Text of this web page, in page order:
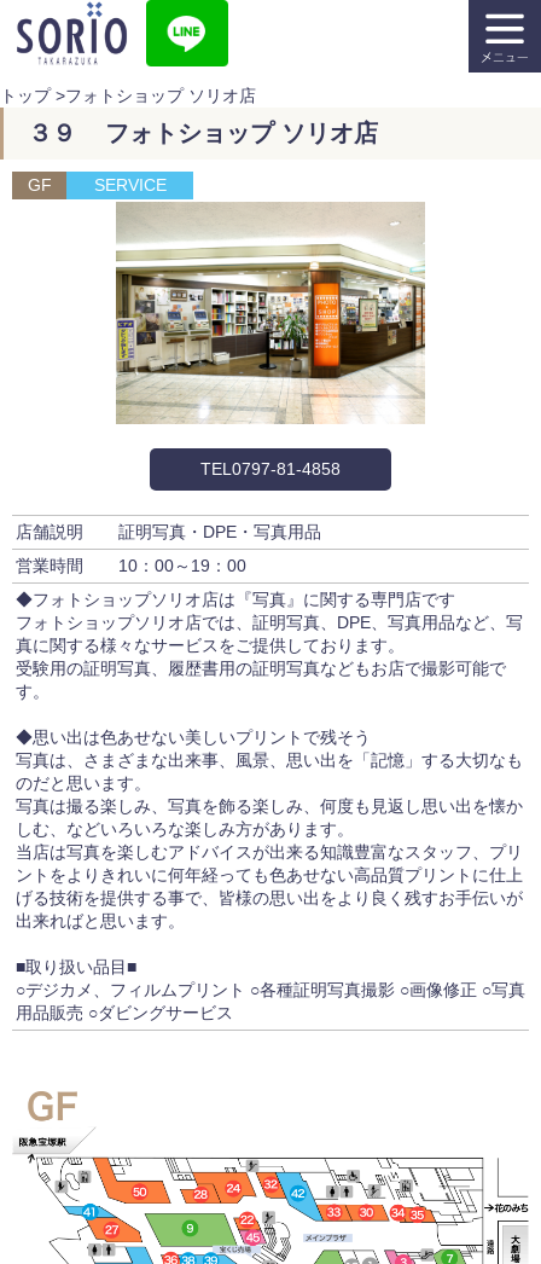
トップ>フォトショップ ソリオ店
３９ フォトショップ ソリオ店
GF SERVICE
TEL0797-81-4858
店舗説明
証明写真・DPE・写真用品
営業時間
10：00～19：00
◆フォトショップソリオ店は『写真』に関する専門店です
フォトショップソリオ店では、証明写真、DPE、写真用品など、写
真に関する様々なサービスをご提供しております。
受験用の証明写真、履歴書用の証明写真などもお店で撮影可能で
す。
◆思い出は色あせない美しいプリントで残そう
写真は、さまざまな出来事、風景、思い出を「記憶」する大切なも
のだと思います。
写真は撮る楽しみ、写真を飾る楽しみ、何度も見返し思い出を懐か
しむ、などいろいろな楽しみ方があります。
当店は写真を楽しむアドバイスが出来る知識豊富なスタッフ、プリ
ントをよりきれいに何年経っても色あせない高品質プリントに仕上
げる技術を提供する事で、皆様の思い出をより良く残すお手伝いが
出来ればと思います。
■取り扱い品目■
○デジカメ、フィルムプリント ○各種証明写真撮影 ○画像修正 ○写真
用品販売 ○ダビングサービス